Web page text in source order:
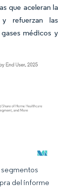
que aceleran la
refuerzan las
médicos y
CC BY 4.0.
del informe